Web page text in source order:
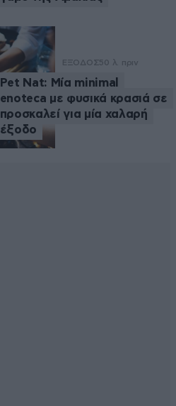
ΕΞΟΔΟΣ50 λ. πριν
Pet Nat: Μία minimal
enoteca με φυσικά κρασιά σε
προσκαλεί για μία χαλαρή
έξοδο